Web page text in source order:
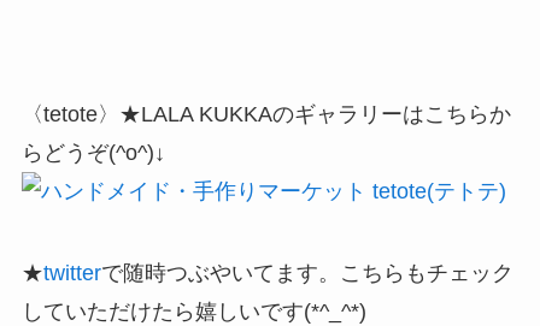
〈tetote〉★LALA KUKKAのギャラリーはこちらか
らどうぞ(^o^)↓
★twitterで随時つぶやいてます。こちらもチェック
していただけたら嬉しいです(*^_^*)